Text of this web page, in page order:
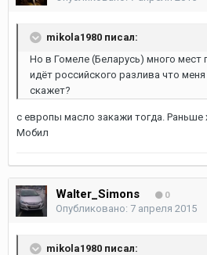
mikola1980 писал:
Но в Гомеле (Беларусь) много мест
идёт российского разлива что
скажет?
с европы масло закажи тогда.
Мобил
Walter_Simons 0
Опубликовано: 7 апреля 2015
mikola1980 писал: